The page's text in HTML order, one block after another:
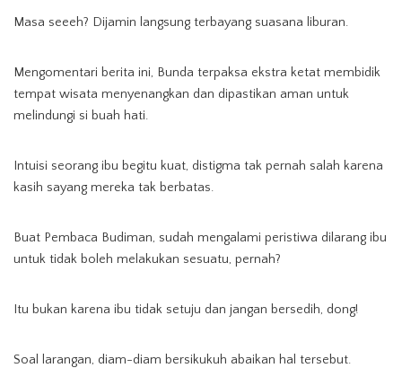
Masa seeeh? Dijamin langsung terbayang suasana liburan.
Mengomentari berita ini, Bunda terpaksa ekstra ketat membidik
tempat wisata menyenangkan dan dipastikan aman untuk
melindungi si buah hati.
Intuisi seorang ibu begitu kuat, distigma tak pernah salah karena
kasih sayang mereka tak berbatas.
Buat Pembaca Budiman, sudah mengalami peristiwa dilarang ibu
untuk tidak boleh melakukan sesuatu, pernah?
Itu bukan karena ibu tidak setuju dan jangan bersedih, dong!
Soal larangan, diam-diam bersikukuh abaikan hal tersebut.